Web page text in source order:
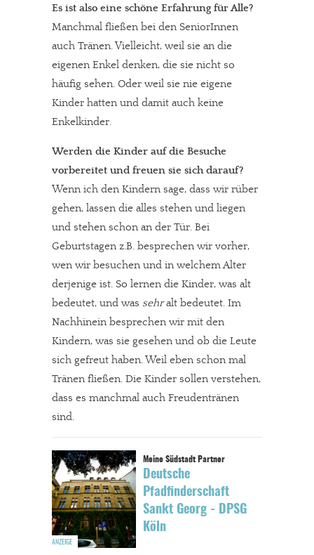
Es ist also eine schöne Erfahrung für Alle?
Manchmal fließen bei den SeniorInnen
auch Tränen. Vielleicht, weil sie an die
eigenen Enkel denken, die sie nicht so
häufig sehen. Oder weil sie nie eigene
Kinder hatten und damit auch keine
Enkelkinder.
Werden die Kinder auf die Besuche
vorbereitet und freuen sie sich darauf?
Wenn ich den Kindern sage, dass wir rüber
gehen, lassen die alles stehen und liegen
und stehen schon an der Tür. Bei
Geburtstagen z.B. besprechen wir vorher,
wen wir besuchen und in welchem Alter
derjenige ist. So lernen die Kinder, was alt
bedeutet, und was sehralt bedeutet. Im
Nachhinein besprechen wir mit den
Kindern, was sie gesehen und ob die Leute
sich gefreut haben. Weil eben schon mal
Tränen fließen. Die Kinder sollen verstehen,
dass es manchmal auch Freudentränen
sind.
Deutsche
Pfadfinderschaft
Sankt Georg - DPSG
Köln